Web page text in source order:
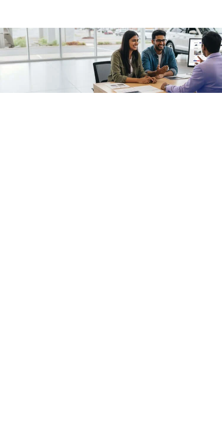
/fragments/plp-details